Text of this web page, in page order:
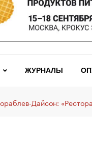
ЖУРНАЛЫ
Дайсон: